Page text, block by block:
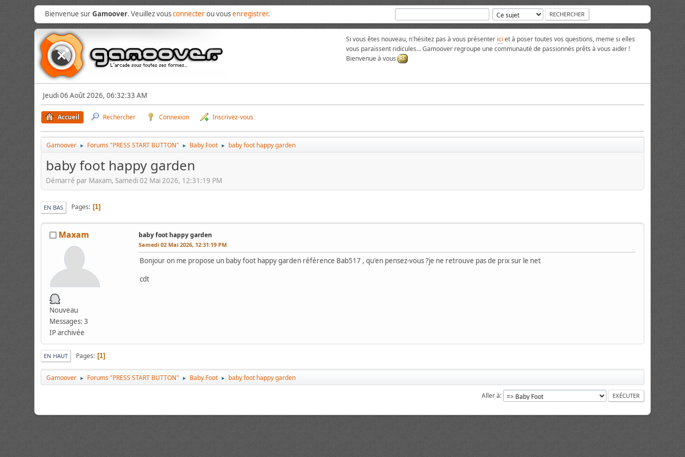
Bienvenue surGamoover. Veuillez vousconnecterou vousenregistrer.
Si vous êtes nouveau, n'hésitez pas à vous présenter ici et à poser toutes vos questions, meme si elles
vous paraissent ridicules... Gamoover regroupe une communauté de passionnés prêts à vous aider !
Bienvenue à vous
Jeudi 06 Août 2026, 06:32:33 AM
Accueil Rechercher Connexion Inscrivez-vous
Gamoover ► Forums "PRESS START BUTTON" ► Baby Foot ► baby foot happy garden
baby foot happy garden
Démarré par Maxam, Samedi 02 Mai 2026, 12:31:19 PM
EN BAS Pages 1
Maxam
Nouveau
Messages: 3
IP archivée
baby foot happy garden
Samedi 02 Mai 2026, 12:31:19 PM
Bonjour on me propose un baby foot happy garden référence Bab517 , qu'en pensez-vous ?je ne retrouve pas de prix sur le net
cdt
EN HAUT Pages 1
Gamoover ► Forums "PRESS START BUTTON" ► Baby Foot ► baby foot happy garden
Aller à